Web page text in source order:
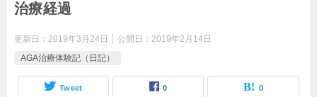
治療経過
更新日： 2019年3月24日 公開日： 2019年2月14日
AGA治療体験記（日記）
Tweet 0 0